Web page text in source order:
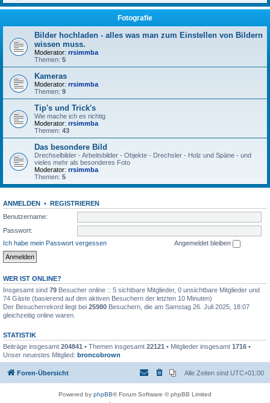
Fotografie
Bilder hochladen - alles was man zum Einstellen von Bildern
wissen muss.
Moderator: rrsimmba
Themen: 5
Kameras
Moderator: rrsimmba
Themen: 9
Tip's und Trick's
Wie mache ich es richtig
Moderator: rrsimmba
Themen: 43
Das besondere Bild
Drechselbilder - Arbeitsbilder - Objekte - Drechsler - Holz und Späne - und
vieles mehr als besonderes Foto
Moderator: rrsimmba
Themen: 5
ANMELDEN • REGISTRIEREN
Benutzername:
Passwort:
Ich habe mein Passwort vergessen
Angemeldet bleiben
WER IST ONLINE?
Insgesamt sind 79 Besucher online :: 5 sichtbare Mitglieder, 0 unsichtbare Mitglieder und
74 Gäste (basierend auf den aktiven Besuchern der letzten 10 Minuten)
Der Besucherrekord liegt bei 25980 Besuchern, die am Samstag 26. Juli 2025, 18:07
gleichzeitig online waren.
STATISTIK
Beiträge insgesamt 204841 • Themen insgesamt 22121 • Mitglieder insgesamt 1716 •
Unser neuestes Mitglied: broncobrown
Foren-Übersicht Alle Zeiten sind UTC+01:00
Powered by phpBB® Forum Software © phpBB Limited